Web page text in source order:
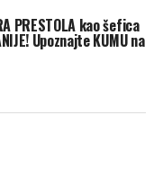
PRESTOLA kao šefica
Upoznajte KUMU na